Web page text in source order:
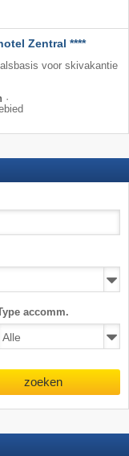
Zentral ****
voor skivakantie
·
accomm.
zoeken